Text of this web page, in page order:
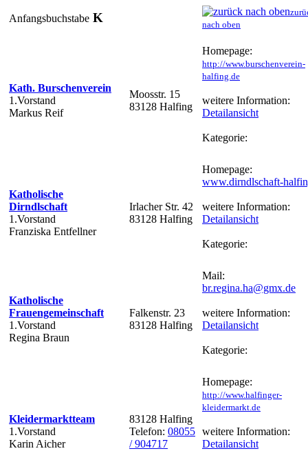
Anfangsbuchstabe K
nach oben
Kath. Burschenverein
1.Vorstand
Markus Reif
Moosstr. 15
83128 Halfing
Homepage:
http://www.burschenverein-
halfing.de
weitere Information:
Detailansicht
Kategorie:
Katholische
Dirndlschaft
1.Vorstand
Franziska Entfellner
Irlacher Str. 42
83128 Halfing
Homepage:
www.dirndlschaft-
weitere Information:
Detailansicht
Kategorie:
Katholische
Frauengemeinschaft
1.Vorstand
Regina Braun
Falkenstr. 23
83128 Halfing
Mail:
br.regina.ha@gmx.de
weitere Information:
Detailansicht
Kategorie:
Kleidermarktteam
1.Vorstand
Karin Aicher
83128 Halfing
Telefon: 08055
/ 904717
Homepage:
http://www.halfinger-
kleidermarkt.de
weitere Information:
Detailansicht